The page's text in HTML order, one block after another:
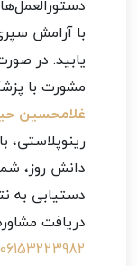
با آرامش
یابید. در
مشورت با
غلامحسین
رینوپلاستی،
دانش روز،
دستیابی به
دریافت
06153223982